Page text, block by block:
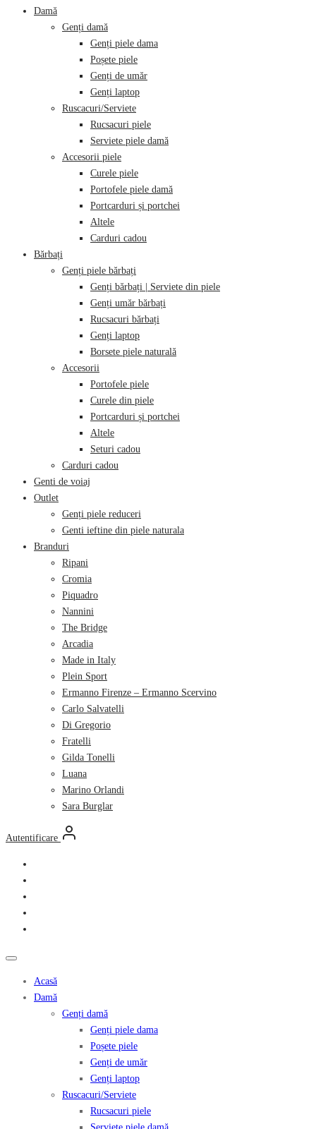
Damă
Genți damă
Genți piele dama
Poșete piele
Genți de umăr
Genți laptop
Ruscacuri/Serviete
Rucsacuri piele
Serviete piele damă
Accesorii piele
Curele piele
Portofele piele damă
Portcarduri și portchei
Altele
Carduri cadou
Bărbați
Genți piele bărbați
Genți bărbați | Serviete din piele
Genți umăr bărbați
Rucsacuri bărbați
Genți laptop
Borsete piele naturală
Accesorii
Portofele piele
Curele din piele
Portcarduri și portchei
Altele
Seturi cadou
Carduri cadou
Genti de voiaj
Outlet
Genți piele reduceri
Genti ieftine din piele naturala
Branduri
Ripani
Cromia
Piquadro
Nannini
The Bridge
Arcadia
Made in Italy
Plein Sport
Ermanno Firenze – Ermanno Scervino
Carlo Salvatelli
Di Gregorio
Fratelli
Gilda Tonelli
Luana
Marino Orlandi
Sara Burglar
Autentificare
Acasă
Damă
Genți damă
Genți piele dama
Poșete piele
Genți de umăr
Genți laptop
Ruscacuri/Serviete
Rucsacuri piele